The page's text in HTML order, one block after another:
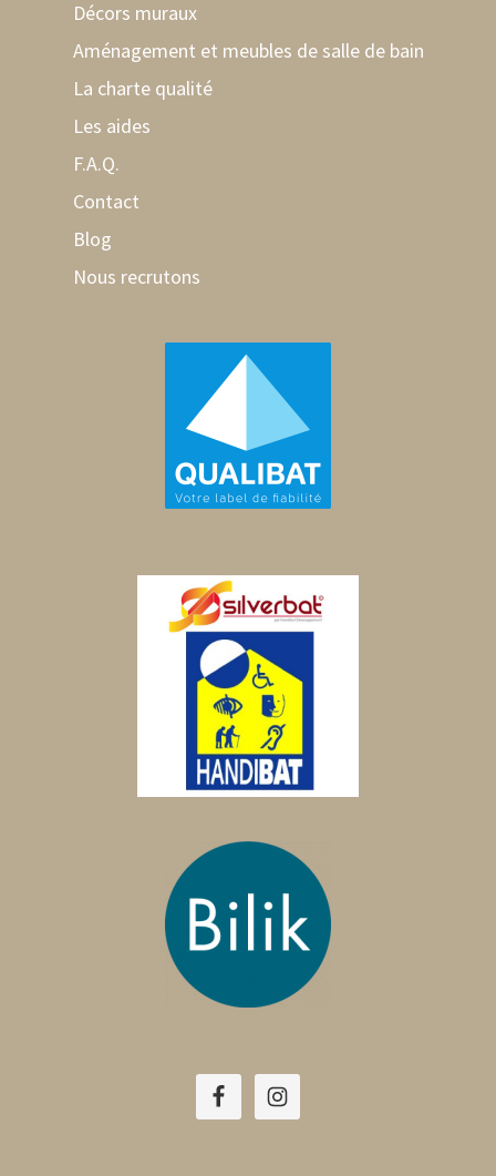
Décors muraux
Aménagement et meubles de salle de bain
La charte qualité
Les aides
F.A.Q.
Contact
Blog
Nous recrutons